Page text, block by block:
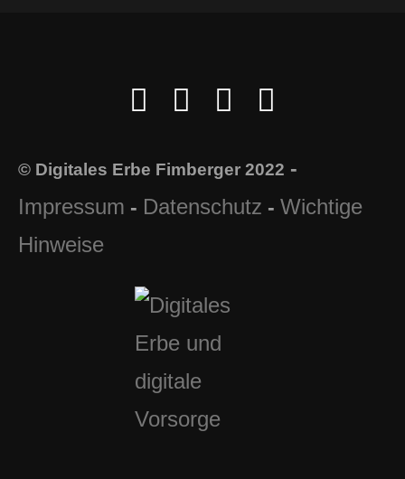
© Digitales Erbe Fimberger 2022 -
Impressum - Datenschutz - Wichtige
Hinweise